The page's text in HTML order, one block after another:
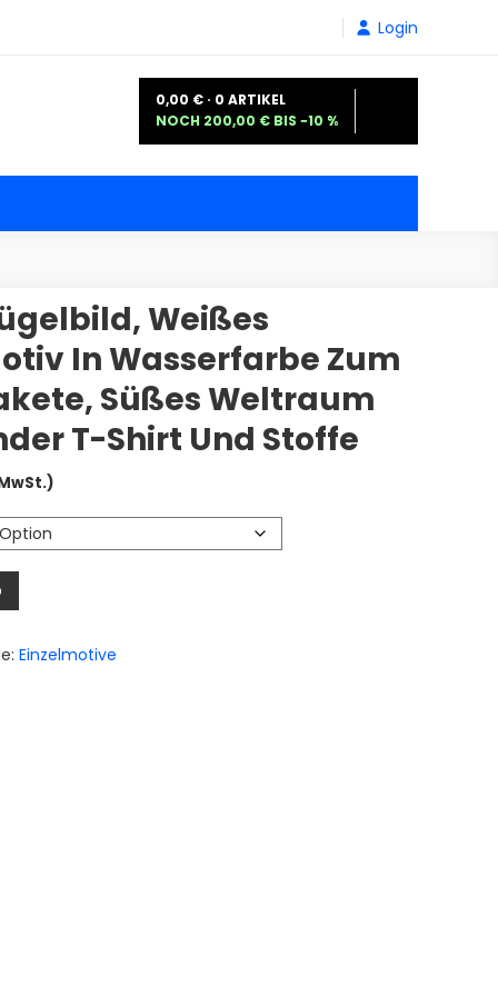
Login
0,00 € · 0 ARTIKEL
NOCH 200,00 € BIS −10 %
Weißes
In Wasserfarbe Zum
Süßes Weltraum
T-Shirt Und Stoffe
Einzelmotive